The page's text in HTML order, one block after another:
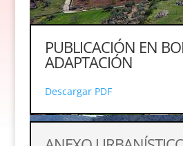
PUBLICACIÓN EN
ADAPTACIÓN
Descargar PDF